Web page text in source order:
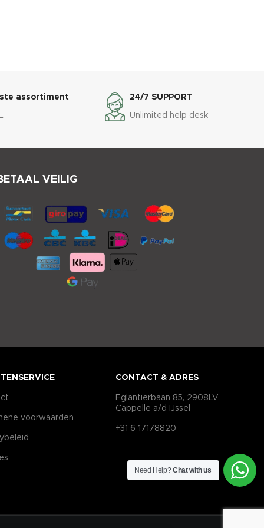
assortiment 24/7 SUPPORT
Unlimited help desk
VEILIG
voorwaarden
CONTACT & ADRES
Eglantierbaan 85, 2908LV
Cappelle a/d IJssel
+31 6 17178820
Need Help?Chat with us